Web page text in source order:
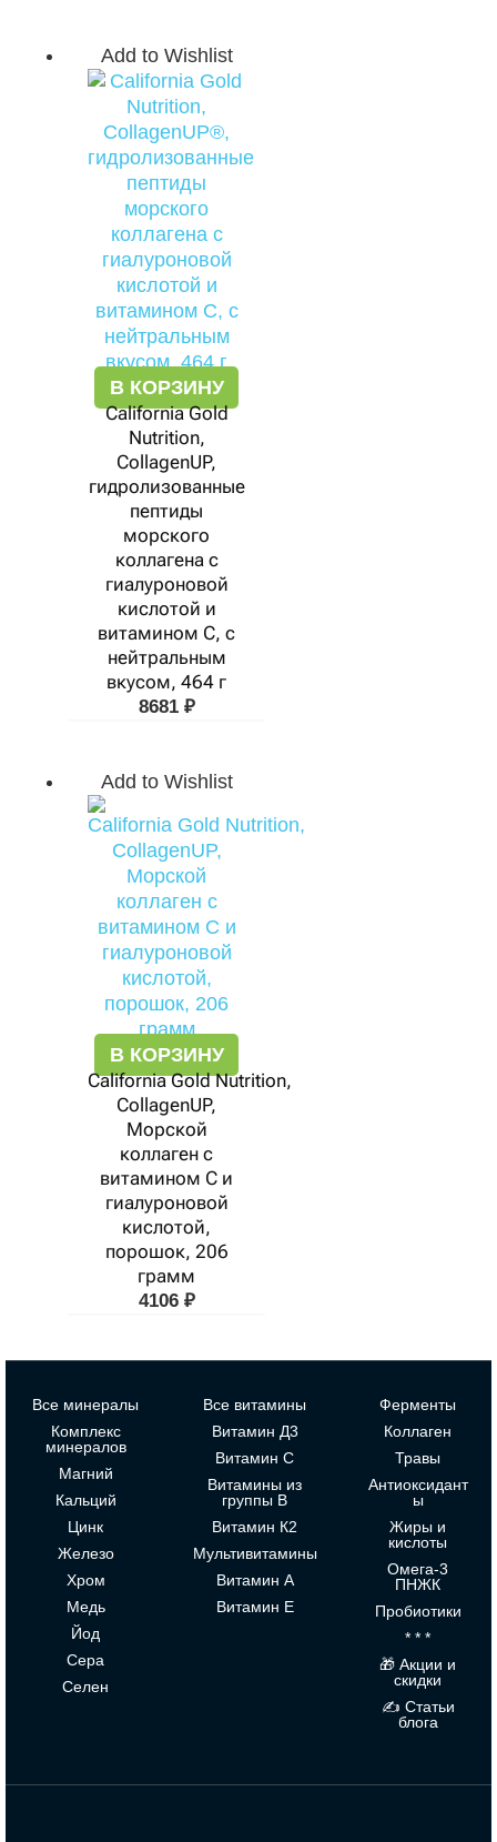
Add to Wishlist
В КОРЗИНУ
California Gold
Nutrition,
CollagenUP,
гидролизованные
пептиды
морского
коллагена с
гиалуроновой
кислотой и
витамином C, с
нейтральным
вкусом, 464 г
8681 ₽
Add to Wishlist
В КОРЗИНУ
California Gold Nutrition,
CollagenUP,
Морской
коллаген с
витамином С и
гиалуроновой
кислотой,
порошок, 206
грамм
4106 ₽
Все минералы
Комплекс
минералов
Магний
Кальций
Цинк
Железо
Хром
Медь
Йод
Сера
Селен
Все витамины
Витамин Д3
Витамин С
Витамины из
группы В
Витамин К2
Мультивитамины
Витамин А
Витамин Е
Ферменты
Коллаген
Травы
Антиоксидант
ы
Жиры и
кислоты
Омега-3
ПНЖК
Пробиотики
* * *
🎁 Акции и
скидки
✍ Статьи
блога